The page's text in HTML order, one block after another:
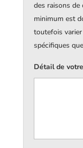
des raisons
minimum est
toutefois
spécifiques
Détail de